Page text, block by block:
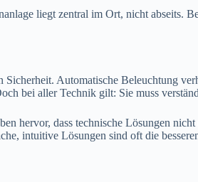
liegt zentral im Ort, nicht abseits.
Automatische Beleuchtung
bei aller Technik gilt: Sie muss
hervor, dass technische Lösungen
intuitive Lösungen sind oft die